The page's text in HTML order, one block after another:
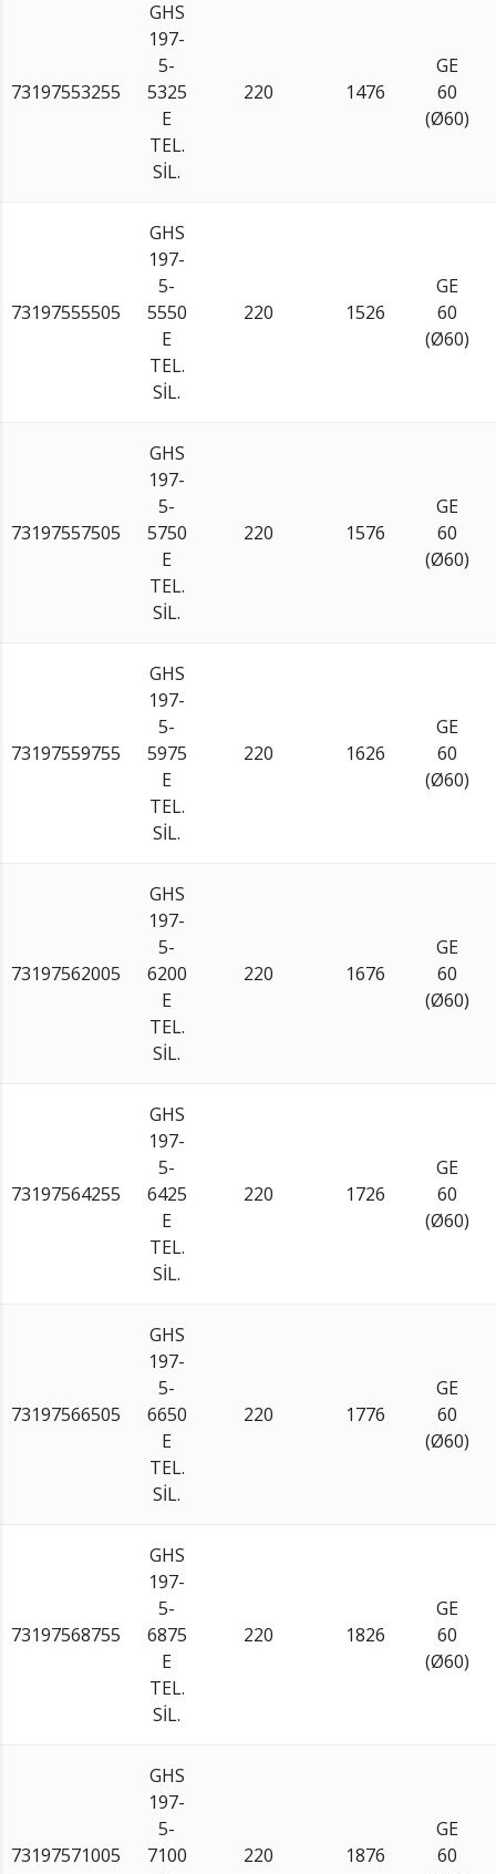
73197553255
GHS
197-
5-
5325
E
TEL.
SİL.
220 1476
GE
60
(Ø60)
73197555505
GHS
197-
5-
5550
E
TEL.
SİL.
220 1526
GE
60
(Ø60)
73197557505
GHS
197-
5-
5750
E
TEL.
SİL.
220 1576
GE
60
(Ø60)
73197559755
GHS
197-
5-
5975
E
TEL.
SİL.
220 1626
GE
60
(Ø60)
73197562005
GHS
197-
5-
6200
E
TEL.
SİL.
220 1676
GE
60
(Ø60)
73197564255
GHS
197-
5-
6425
E
TEL.
SİL.
220 1726
GE
60
(Ø60)
73197566505
GHS
197-
5-
6650
E
TEL.
SİL.
220 1776
GE
60
(Ø60)
73197568755
GHS
197-
5-
6875
E
TEL.
SİL.
220 1826
GE
60
(Ø60)
73197571005
GHS
197-
5-
7100
220 1876
GE
60